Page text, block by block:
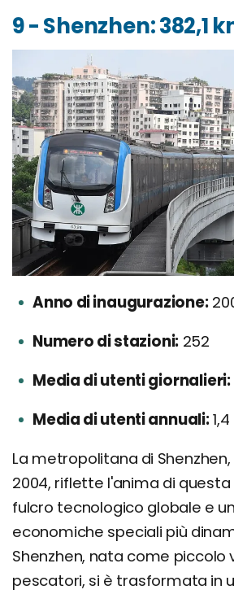
9 - Shenzhen: 382,1
Anno di inaugurazione:
Numero di stazioni: 252
Media di utenti giornalieri:
Media di utenti annuali:
La metropolitana di
2004, riflette l'anima di
fulcro tecnologico globale e
economiche speciali più
Shenzhen, nata come piccolo
pescatori, si è trasformata in